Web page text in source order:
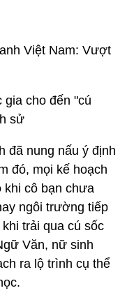
Việt Nam: Vượt
cho đến "cú
sử
đã nung nấu ý định
đó, mọi kế hoạch
khi cô bạn chưa
ngôi trường tiếp
trải qua cú sốc
Văn, nữ sinh
ra lộ trình cụ thể